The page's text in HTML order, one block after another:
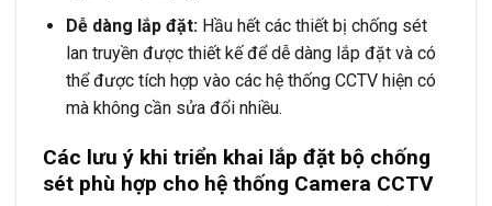
Dễ dàng lắp đặt:Hầu hết các thiết bị chống sét
lan truyền được thiết kế để dễ dàng lắp đặt và có
thể được tích hợp vào các hệ thống CCTV hiện có
mà không cần sửa đổi nhiều.
Các lưu ý khi triển khai lắp đặt bộ chống
sét phù hợp cho hệ thống Camera CCTV